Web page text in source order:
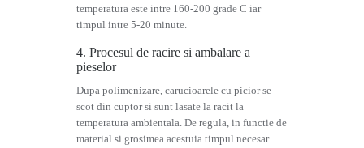
temperatura este intre 160-200 grade C iar
timpul intre 5-20 minute.
4. Procesul de racire si ambalare a
pieselor
Dupa polimenizare, carucioarele cu picior se
scot din cuptor si sunt lasate la racit la
temperatura ambientala. De regula, in functie de
material si grosimea acestuia timpul necesar